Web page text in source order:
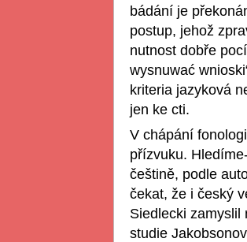
bádání je
postup, jehož
nutnost dobře
wysnuwać
kriteria jazyková
jen ke cti.
V chápání
přízvuku.
češtině, podle
čekat, že i český
Siedlecki zamyslil
studie